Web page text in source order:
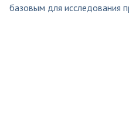
базовым для исследования